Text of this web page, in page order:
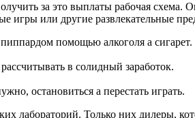
за это выплаты рабочая
игры или другие развлекательные
помощью алкоголя а сигарет.
в солидный заработок.
остановиться а перестать играть.
лабораторий. Только них дилеры,